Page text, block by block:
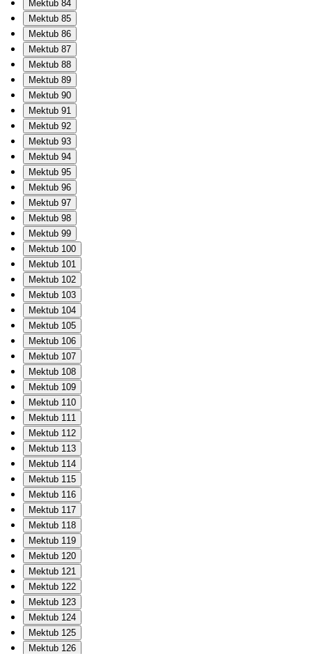
Mektub 84
Mektub 85
Mektub 86
Mektub 87
Mektub 88
Mektub 89
Mektub 90
Mektub 91
Mektub 92
Mektub 93
Mektub 94
Mektub 95
Mektub 96
Mektub 97
Mektub 98
Mektub 99
Mektub 100
Mektub 101
Mektub 102
Mektub 103
Mektub 104
Mektub 105
Mektub 106
Mektub 107
Mektub 108
Mektub 109
Mektub 110
Mektub 111
Mektub 112
Mektub 113
Mektub 114
Mektub 115
Mektub 116
Mektub 117
Mektub 118
Mektub 119
Mektub 120
Mektub 121
Mektub 122
Mektub 123
Mektub 124
Mektub 125
Mektub 126